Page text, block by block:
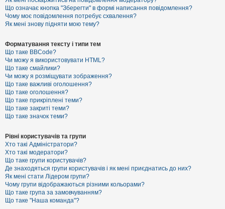
е
м
и
П
о
ш
у
к
Д
о
п
о
г
а
Що означає кнопка "Зберегти" в формі написання повідомлення?
Чому моє повідомлення потребує схвалення?
Як мені знову підняти мою тему?
Форматування тексту і типи тем
Що таке BBCode?
Чи можу я використовувати HTML?
Що таке смайлики?
Чи можу я розміщувати зображення?
Що таке важливі оголошення?
Що таке оголошення?
Що таке прикріплені теми?
Що таке закриті теми?
Що таке значок теми?
Рівні користувачів та групи
Хто такі Адміністратори?
Хто такі модератори?
Що таке групи користувачів?
Де знаходяться групи користувачів і як мені приєднатись до них?
Як мені стати Лідером групи?
Чому групи відображаються різними кольорами?
Що таке група за замовчуванням?
Що таке "Наша команда"?